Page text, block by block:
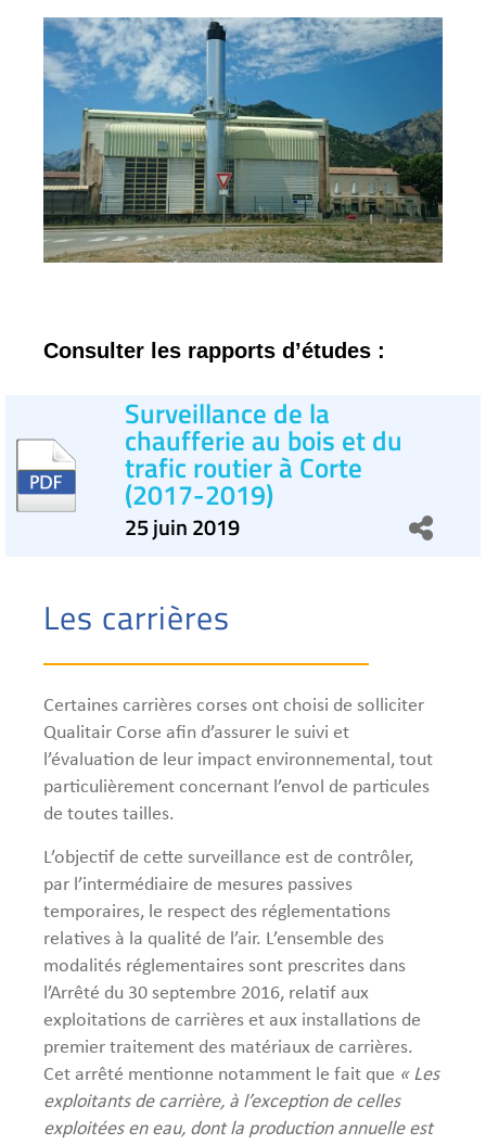
Consulter les rapports d’études :
Surveillance de la
chaufferie au bois et du
trafic routier à Corte
(2017-2019)
25 juin 2019
Les carrières
Certaines carrières corses ont choisi de solliciter
Qualitair Corse afin d’assurer le suivi et
l’évaluation de leur impact environnemental, tout
particulièrement concernant l’envol de particules
de toutes tailles.
L’objectif de cette surveillance est de contrôler,
par l’intermédiaire de mesures passives
temporaires, le respect des réglementations
relatives à la qualité de l’air. L’ensemble des
modalités réglementaires sont prescrites dans
l’Arrêté du 30 septembre 2016, relatif aux
exploitations de carrières et aux installations de
premier traitement des matériaux de carrières.
Cet arrêté mentionne notamment le fait que « Les
exploitants de carrière, à l’exception de celles
exploitées en eau, dont la production annuelle est